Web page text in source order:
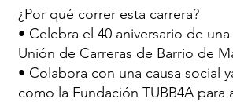
¿Por qué correr esta carrera?
• Celebra el 40 aniversario de
Unión de Carreras de Barrio de
• Colabora con una causa social
como la Fundación TUBB4A